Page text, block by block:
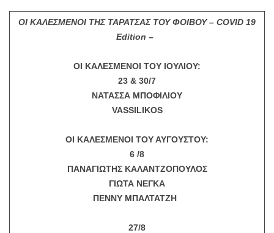
ΟΙ ΚΑΛΕΣΜΕΝΟΙ ΤΗΣ ΤΑΡΑΤΣΑΣ ΤΟΥ ΦΟΙΒΟΥ – COVID 19
Edition –
ΟΙ ΚΑΛΕΣΜΕΝΟΙ ΤΟΥ ΙΟΥΛΙΟΥ:
23 & 30/7
ΝΑΤΑΣΣΑ ΜΠΟΦΙΛΙΟΥ
VASSILIKOS
ΟΙ ΚΑΛΕΣΜΕΝΟΙ ΤΟΥ ΑΥΓΟΥΣΤΟΥ:
6 /8
ΠΑΝΑΓΙΩΤΗΣ ΚΑΛΑΝΤΖΟΠΟΥΛΟΣ
ΓΙΩΤΑ ΝΕΓΚΑ
ΠΕΝΝΥ ΜΠΑΛΤΑΤΖΗ
27/8